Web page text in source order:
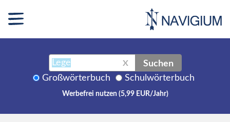
X Suchen
Großwörterbuch Schulwörterbuch
Werbefrei nutzen (5,99 EUR/Jahr)